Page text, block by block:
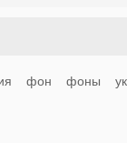
фон фоны